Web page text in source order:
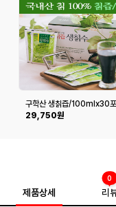
구학산 생칡즙/100mlx30포
29,750원
제품상세 리
0